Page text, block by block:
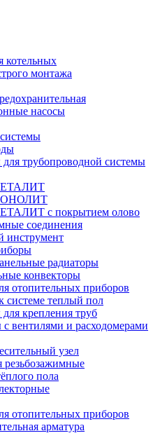
котельных
монтажа
насосы
для трубопроводной системы
с покрытием олово
соединения
инструмент
радиаторы
конвекторы
отопительных приборов
теплый пол
крепления труб
вентилями и расходомерами
узел
резьбозажимные
пола
отопительных приборов
арматура